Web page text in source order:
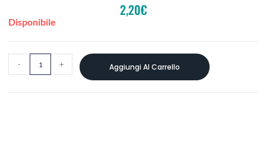
2,20€
Disponibile
- + Aggiungi Al Carrello